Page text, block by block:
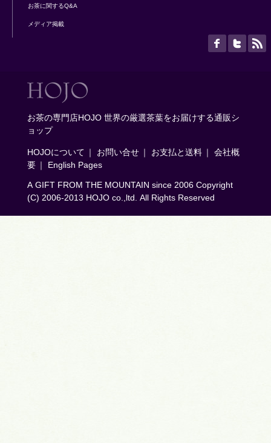
お茶に関するQ&A
メディア掲載
お茶の専門店HOJO 世界の厳選茶葉をお届けする通販シ
ョップ
HOJOについて ｜ お問い合せ ｜ お支払と送料 ｜
会社概
要 ｜ English Pages
A GIFT FROM THE MOUNTAIN since 2006 Copyright
(C) 2006-2013 HOJO co.,ltd. All Rights Reserved